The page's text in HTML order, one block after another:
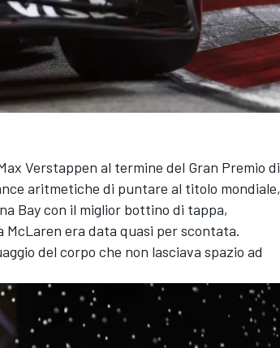
Verstappen al termine del Gran Premio di
aritmetiche di puntare al titolo mondiale,
Bay con il miglior bottino di tappa,
era data quasi per scontata.
del corpo che non lasciava spazio ad